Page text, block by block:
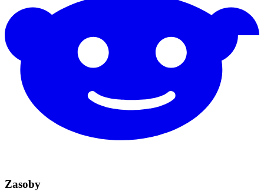
Zasoby